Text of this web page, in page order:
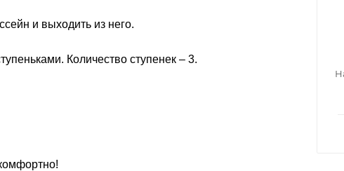
и выходить из него.
Количество ступенек – 3.